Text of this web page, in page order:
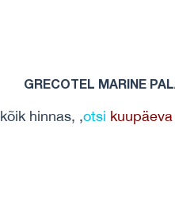
GRECOTEL MARINE
kõik hinnas, ,otsi kuupäeva